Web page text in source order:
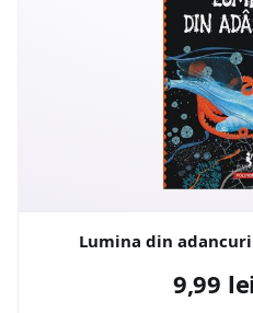
Lumina din
9,99